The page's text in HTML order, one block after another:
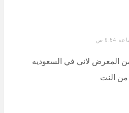
المعرض لاني في السعوديه
من النت